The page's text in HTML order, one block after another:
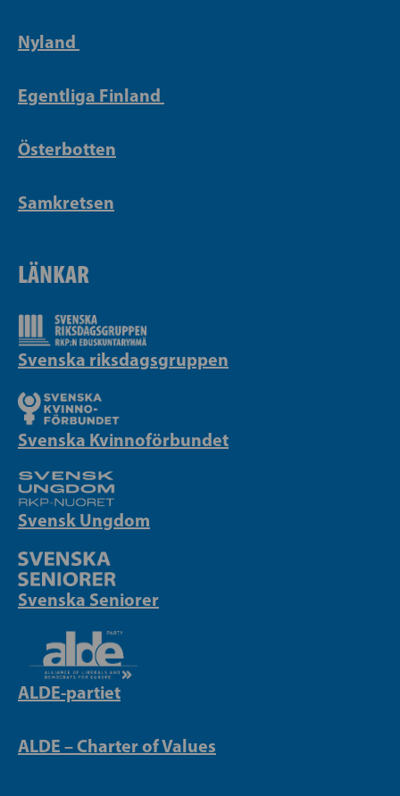
Nyland
Egentliga Finland
Österbotten
Samkretsen
LÄNKAR
Svenska riksdagsgruppen
Svenska Kvinnoförbundet
Svensk Ungdom
Svenska Seniorer
ALDE-partiet
ALDE – Charter of Values